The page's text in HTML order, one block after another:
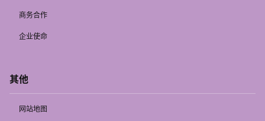
商务合作
企业使命
其他
网站地图